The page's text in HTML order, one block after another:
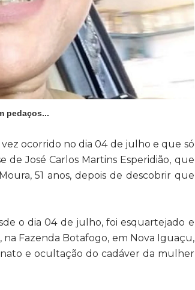
pedaços...
ocorrido no dia 04 de julho e que só
de José Carlos Martins Esperidião, que
51 anos, depois de descobrir que
o dia 04 de julho, foi esquartejado e
Fazenda Botafogo, em Nova Iguaçu,
e ocultação do cadáver da mulher